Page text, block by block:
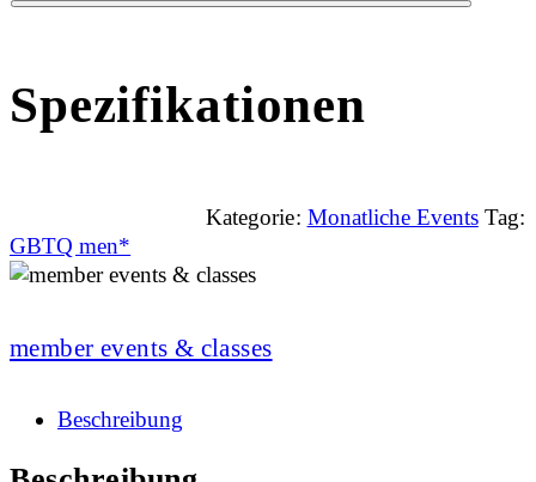
Spezifikationen
Kategorie: Monatliche Events Tag:
GBTQ men*
member events & classes
Beschreibung